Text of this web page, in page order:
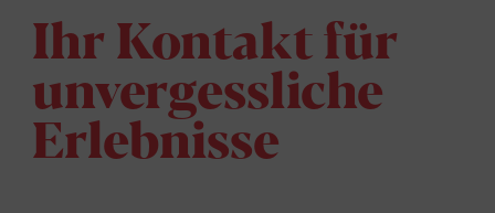
Ihr Kontakt für
unvergessliche
Erlebnisse